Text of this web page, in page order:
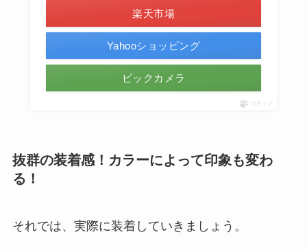
楽天市場
Yahooショッピング
ビックカメラ
ポチップ
抜群の装着感！カラーによって印象も変わ
る！
それでは、実際に装着していきましょう。